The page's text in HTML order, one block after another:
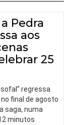
Pedra
aos
25
regressa
final de agosto
saga, numa
minutos